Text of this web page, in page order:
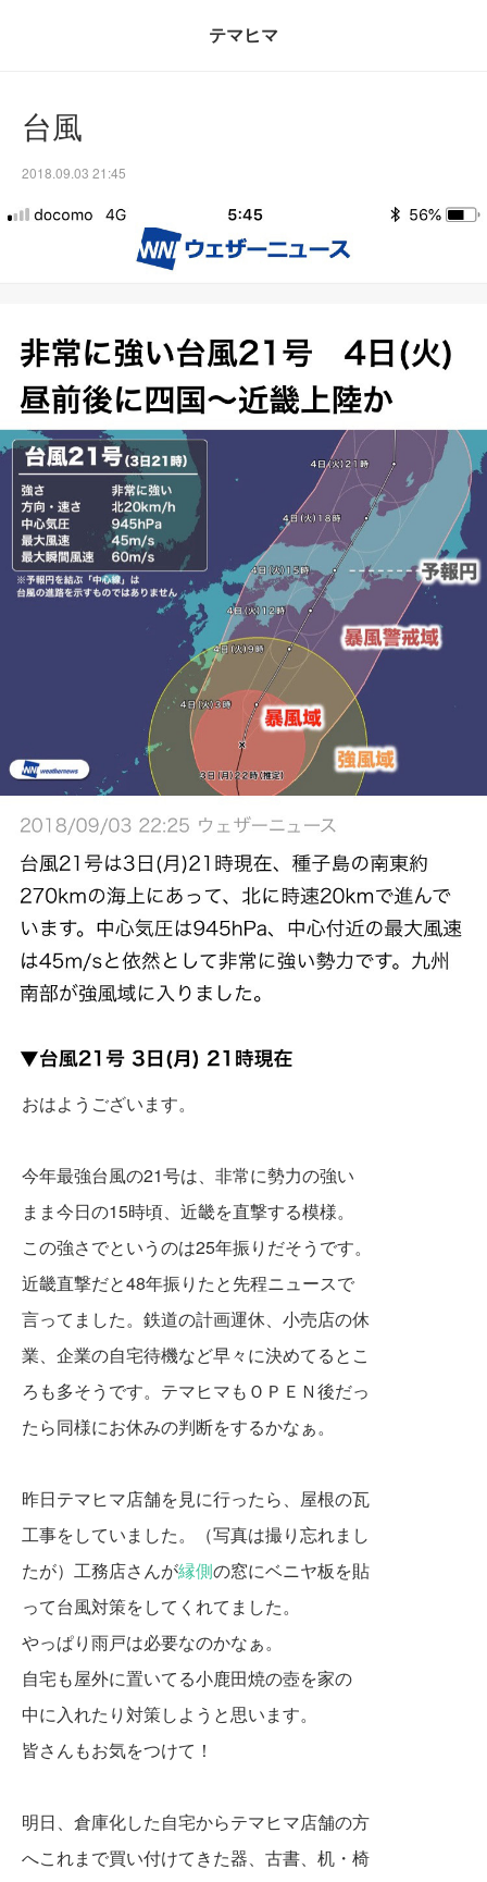
テマヒマ
台風
2018.09.03 21:45
おはようございます。
今年最強台風の21号は、非常に勢力の強い
まま今日の15時頃、近畿を直撃する模様。
この強さでというのは25年振りだそうです。
近畿直撃だと48年振りたと先程ニュースで
言ってました。鉄道の計画運休、小売店の休
業、企業の自宅待機など早々に決めてるとこ
ろも多そうです。テマヒマもＯＰＥＮ後だっ
たら同様にお休みの判断をするかなぁ。
昨日テマヒマ店舗を見に行ったら、屋根の瓦
工事をしていました。（写真は撮り忘れまし
たが）工務店さんが縁側の窓にベニヤ板を貼
って台風対策をしてくれてました。
やっぱり雨戸は必要なのかなぁ。
自宅も屋外に置いてる小鹿田焼の壺を家の
中に入れたり対策しようと思います。
皆さんもお気をつけて！
明日、倉庫化した自宅からテマヒマ店舗の方
へこれまで買い付けてきた器、古書、机・椅